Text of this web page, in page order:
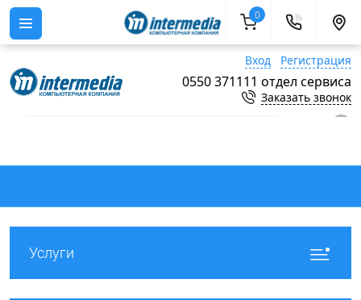
Вход Регистрация
0550 371111 отдел сервиса
Заказать звонок
Услуги
0